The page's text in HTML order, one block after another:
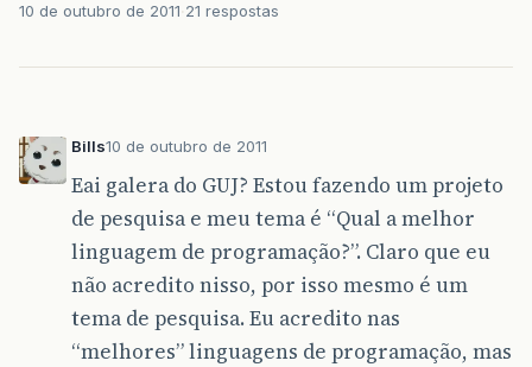
10 de outubro de 2011 21 respostas
Bills10 de outubro de 2011
Eai galera do GUJ? Estou fazendo um projeto
de pesquisa e meu tema é “Qual a melhor
linguagem de programação?”. Claro que eu
não acredito nisso, por isso mesmo é um
tema de pesquisa. Eu acredito nas
“melhores” linguagens de programação, mas